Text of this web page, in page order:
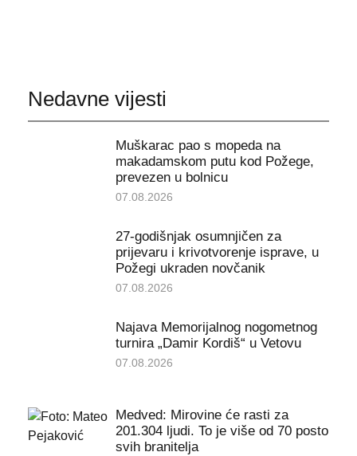
Nedavne vijesti
Muškarac pao s mopeda na
makadamskom putu kod Požege,
prevezen u bolnicu
07.08.2026
27-godišnjak osumnjičen za
prijevaru i krivotvorenje isprave, u
Požegi ukraden novčanik
07.08.2026
Najava Memorijalnog nogometnog
turnira „Damir Kordiš“ u Vetovu
07.08.2026
Medved: Mirovine će rasti za
201.304 ljudi. To je više od 70 posto
svih branitelja